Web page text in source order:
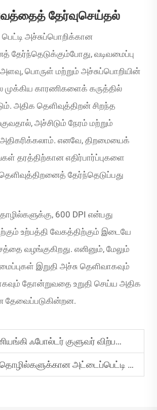
தேர்வுசெய்தல்
அச்சுப்பொறிக்கான
தேர்ந்தெடுக்கும்போது, வடிவமைப்பு
பொருள் மற்றும் அச்சுப்பொறியின்
காரணிகளைக் கருத்தில்
அதிக தெளிவுத்திறன் சிறந்த
அச்சிடும் நேரம் மற்றும்
எனவே, திறமையைக்
தரத்திற்கான எதிர்பார்ப்புகளை
தெளிவுத்திறனைத் தேர்ந்தெடுப்பது
600 DPI என்பது
உற்பத்தி வேகத்திற்கும் இடையே
வழங்குகிறது. எனினும், மேலும்
இறுதி அச்சு தெளிவாகவும்
தோன்றுவதை உறுதி செய்ய அதிக
தேவைப்படுகின்றன.
ஃபோல்டர் குளுவர் விற்பனையாளர் வாங்கிய பிறகு என்ன ஆதரவை வழங்க வேண்டும்?
அட்டைப்பெட்டி அச்சுப்பொறியை எவ்வாறு தேர்ந்தெடுப்பது?